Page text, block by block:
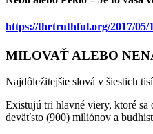
https://thetruthful.org/2017/05/
MILOVAŤ ALEBO
Najdôležitejšie slová v šiestich
Existujú tri hlavné viery, ktoré
deväťsto (900) miliónov a